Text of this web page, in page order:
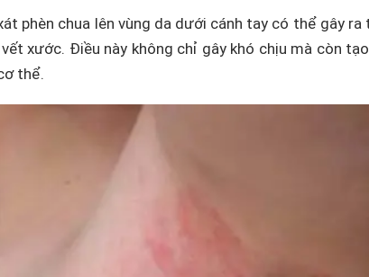
phèn chua lên vùng da dưới cánh tay có thể gây ra
xước. Điều này không chỉ gây khó chịu mà còn
thể.